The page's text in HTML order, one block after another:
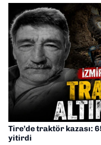
Tire’de traktör kazası:
yitirdi